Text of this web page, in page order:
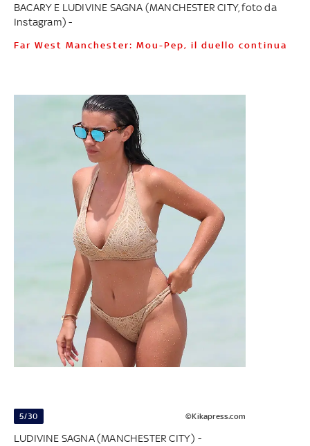
BACARY E LUDIVINE SAGNA (MANCHESTER CITY, foto da
Instagram) -
Far West Manchester: Mou-Pep, il duello continua
5/30 ©Kikapress.com
LUDIVINE SAGNA (MANCHESTER CITY) -